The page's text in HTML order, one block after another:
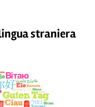
straniera